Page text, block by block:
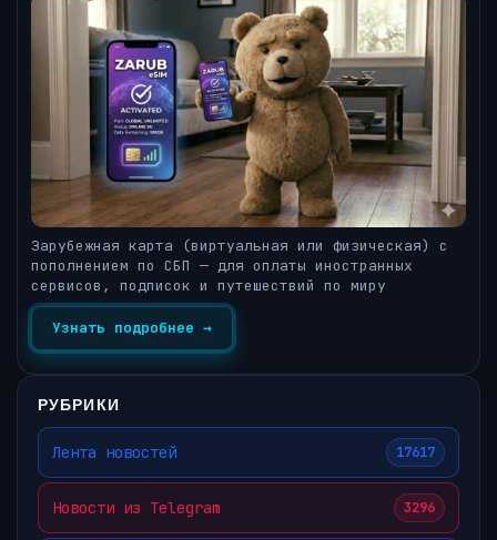
Зарубежная карта (виртуальная или физическая) с
пополнением по СБП — для оплаты иностранных
сервисов, подписок и путешествий по миру
Узнать подробнее →
РУБРИКИ
Лента новостей 17617
Новости из Telegram 3296